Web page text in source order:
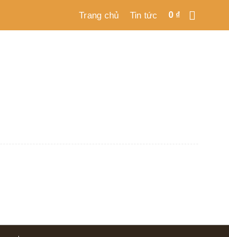
Trang chủ Tin tức 0 ₫